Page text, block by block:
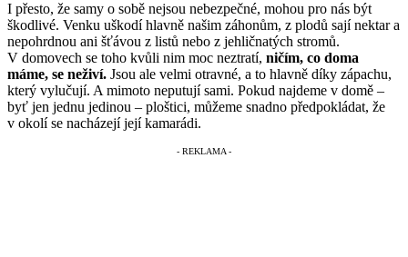
I přesto, že samy o sobě nejsou nebezpečné, mohou pro nás být
škodlivé. Venku uškodí hlavně našim záhonům, z plodů sají nektar a
nepohrdnou ani šťávou z listů nebo z jehličnatých stromů.
V domovech se toho kvůli nim moc neztratí, ničím, co doma
máme, se neživí. Jsou ale velmi otravné, a to hlavně díky zápachu,
který vylučují. A mimoto neputují sami. Pokud najdeme v domě –
byť jen jednu jedinou – ploštici, můžeme snadno předpokládat, že
v okolí se nacházejí její kamarádi.